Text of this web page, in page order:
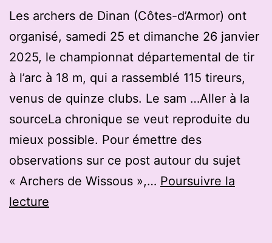
un
tournoi
réputé
Les archers de Dinan (Côtes-d’Armor) ont
organisé, samedi 25 et dimanche 26 janvier
2025, le championnat départemental de tir
à l’arc à 18 m, qui a rassemblé 115 tireurs,
venus de quinze clubs. Le sam …Aller à la
sourceLa chronique se veut reproduite du
mieux possible. Pour émettre des
observations sur ce post autour du sujet
« Archers de Wissous »,… Poursuivre la
lecture